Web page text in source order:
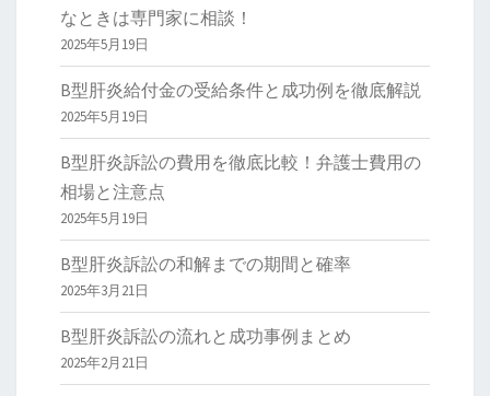
なときは専門家に相談！
2025年5月19日
B型肝炎給付金の受給条件と成功例を徹底解説
2025年5月19日
B型肝炎訴訟の費用を徹底比較！弁護士費用の
相場と注意点
2025年5月19日
B型肝炎訴訟の和解までの期間と確率
2025年3月21日
B型肝炎訴訟の流れと成功事例まとめ
2025年2月21日